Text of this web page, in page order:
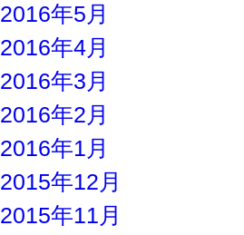
2016年5月
2016年4月
2016年3月
2016年2月
2016年1月
2015年12月
2015年11月